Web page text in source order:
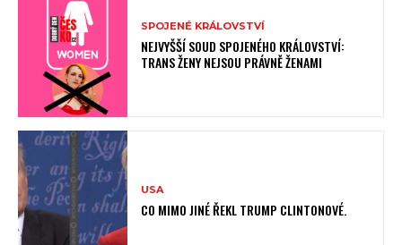
SPOJENÉ KRÁLOVSTVÍ
NEJVYŠŠÍ SOUD SPOJENÉHO KRÁLOVSTVÍ:
TRANS ŽENY NEJSOU PRÁVNĚ ŽENAMI
USA
CO MIMO JINÉ ŘEKL TRUMP CLINTONOVÉ.